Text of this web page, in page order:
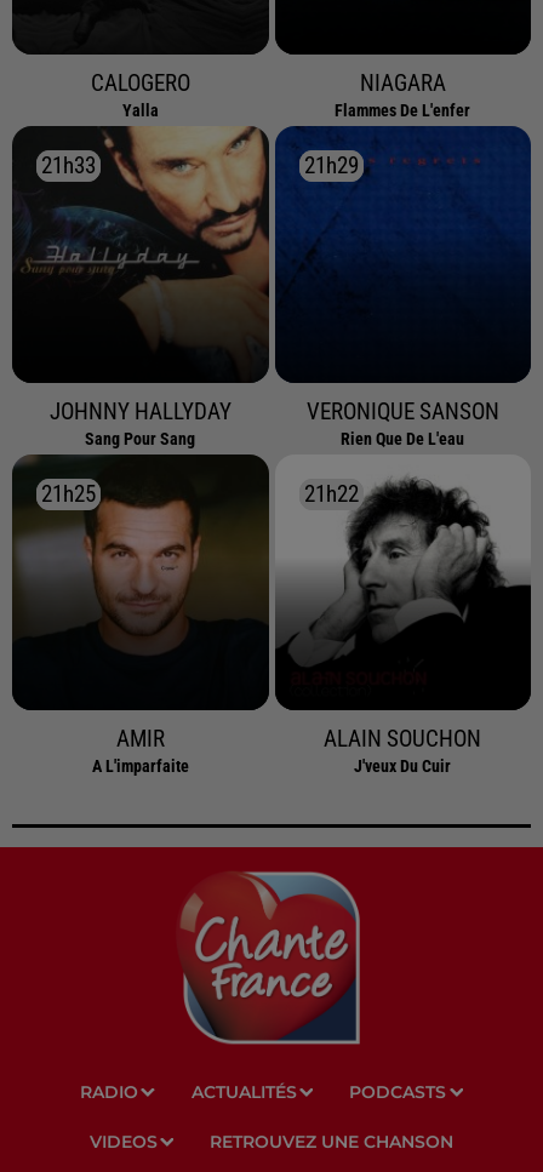
CALOGERO
Yalla
NIAGARA
Flammes De L'enfer
21h33
21h33
JOHNNY HALLYDAY
Sang Pour Sang
21h29
21h29
VERONIQUE SANSON
Rien Que De L'eau
21h25
21h25
AMIR
A L'imparfaite
21h22
21h22
ALAIN SOUCHON
J'veux Du Cuir
RADIO ACTUALITÉS PODCASTS
VIDEOS RETROUVEZ UNE CHANSON